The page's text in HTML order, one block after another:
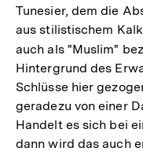
Tunesier, dem die
aus stilistischem
auch als "Muslim"
Hintergrund des
Schlüsse hier
geradezu von einer
Handelt es sich bei
dann wird das auch